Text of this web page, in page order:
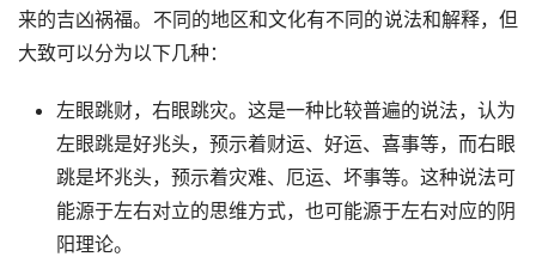
来的吉凶祸福。不同的地区和文化有不同的说法和解释，但
大致可以分为以下几种：
左眼跳财，右眼跳灾。这是一种比较普遍的说法，认为
左眼跳是好兆头，预示着财运、好运、喜事等，而右眼
跳是坏兆头，预示着灾难、厄运、坏事等。这种说法可
能源于左右对立的思维方式，也可能源于左右对应的阴
阳理论。